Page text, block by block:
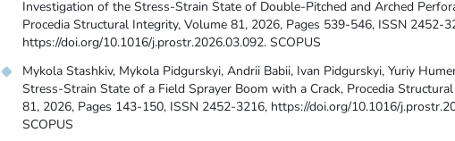
Investigation of the Stress-Strain State of Double-Pitched and Arched
Procedia Structural Integrity, Volume 81, 2026, Pages 539-546, ISSN 2452-
https://doi.org/10.1016/j.prostr.2026.03.092. SCOPUS
Mykola Stashkiv, Mykola Pidgurskyi, Andrii Babii, Ivan Pidgurskyi, Yuriy
Stress-Strain State of a Field Sprayer Boom with a Crack, Procedia
81, 2026, Pages 143-150, ISSN 2452-3216, https://doi.org/10.1016/
SCOPUS